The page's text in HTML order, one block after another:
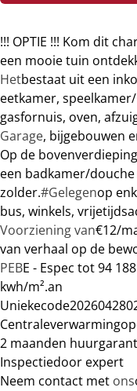
!!! OPTIE !!! Kom dit
een mooie tuin
Hetbestaat uit een
eetkamer,
gasfornuis, oven,
Garage, bijgebouwen
Op de
een badkamer/
zolder.#Gelegenop
bus, winkels,
Voorziening van€12/
van verhaal op de
PEBE - Espec tot 94
kwh/m².an
Uniekecode
Centraleverwarmingop
2 maanden
Inspectiedoor expert
Neem contact met ons